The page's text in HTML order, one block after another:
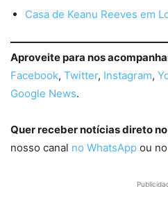
Casa de Keanu Reeves em
Aproveite para nos
Facebook, Twitter, Instagram,
Google News.
Quer receber notícias direto
nosso canal no WhatsApp ou no